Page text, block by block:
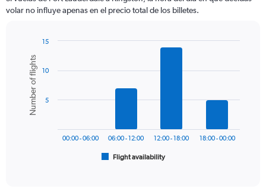
categories.
The
axis
displaying
values.
Range:
volar no influye apenas en el precio total de los billetes.
chart
with
bars.
The
Chart
graphic.
Number of flights
Flight availability
00:00 - 06:00 06:00 - 12:00 12:00 - 18:00 18:00 - 00:00
5
10
15